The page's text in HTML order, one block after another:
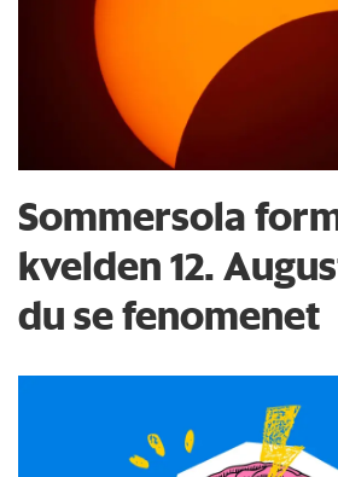
Sommersola
kvelden 12.
du se fenomenet